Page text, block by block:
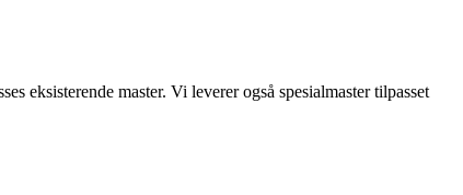
eksisterende master. Vi leverer også spesialmaster tilpasset